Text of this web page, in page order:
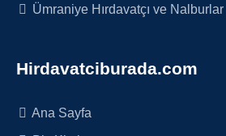
Ümraniye Hırdavatçı ve Nalburlar
Hirdavatciburada.com
Ana Sayfa